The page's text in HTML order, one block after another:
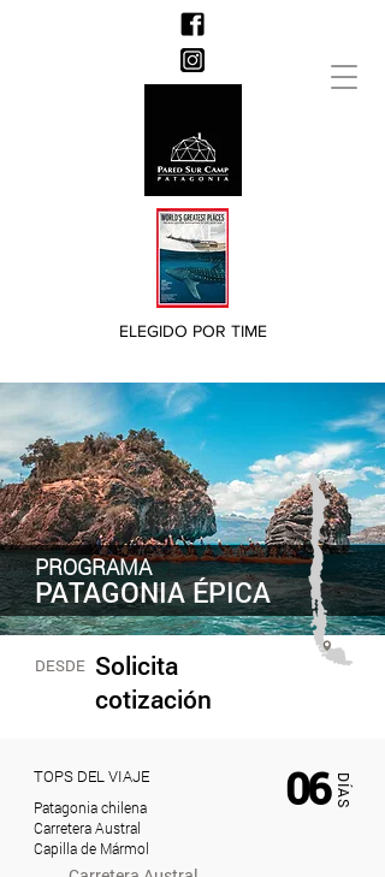
ELEGIDO POR TIME
PROGRAMA
PATAGONIA ÉPICA
Solicita
cotización
DESDE
TOPS DEL VIAJE DÍAS
06
Patagonia chilena
Carretera Austral
Capilla de Mármol